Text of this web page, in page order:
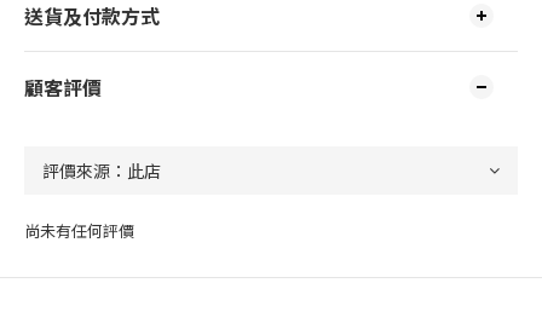
送貨及付款方式
顧客評價
尚未有任何評價